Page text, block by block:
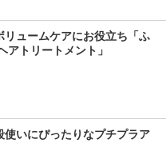
リュームケアにお役立ち「ふ
アトリートメント」
使いにぴったりなプチプラア